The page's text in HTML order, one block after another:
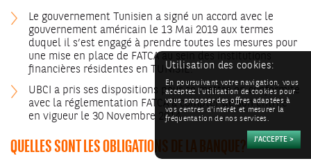
Le gouvernement Tunisien a signé un accord avec le
gouvernement américain le 13 Mai 2019 aux termes
duquel il s’est engagé à prendre toutes les mesures pour
une mise en place de FATCA au sein des institutions
financières résidentes en TUNISIE.
UBCI a pris ses dispositions pour se mettre en conformité
avec la réglementation FATCA à compter de son entrée
en vigueur le 30 Novembre 2014.
QUELLES SONT LES OBLIGATIONS DE LA BANQUE?
Utilisation des cookies:
En poursuivant votre navigation, vous
acceptez l'utilisation de cookies pour
vous proposer des offres adaptées à
vos centres d'intérêt et mesurer la
fréquentation de nos services.